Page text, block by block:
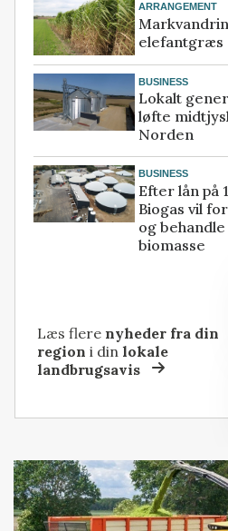
ARRANGEMENT
elefantgræs
BUSINESS
Lokalt
løfte
Norden
BUSINESS
Efter lån på
Biogas vil
og
biomasse
Læs flere nyheder fra din
region i dinlokale
landbrugsavis